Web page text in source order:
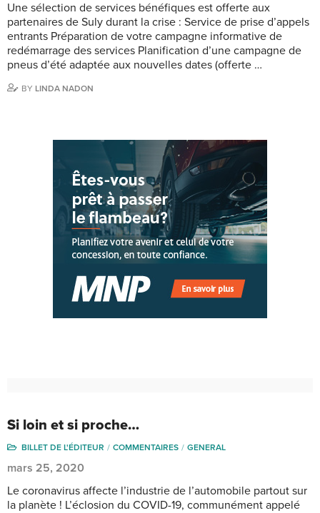
Une sélection de services bénéfiques est offerte aux
partenaires de Suly durant la crise : Service de prise d’appels
entrants Préparation de votre campagne informative de
redémarrage des services Planification d’une campagne de
pneus d’été adaptée aux nouvelles dates (offerte …
BY LINDA NADON
Si loin et si proche…
BILLET DE L'ÉDITEUR COMMENTAIRES GENERAL
mars 25, 2020
Le coronavirus affecte l’industrie de l’automobile partout sur
la planète ! L’éclosion du COVID-19, communément appelé